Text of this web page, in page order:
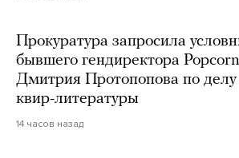
Прокуратура запросила
бывшего гендиректора
Дмитрия Протопопова по
квир-литературы
14 часов назад